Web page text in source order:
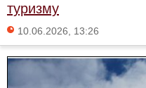
туризму
10.06.2026, 13:26